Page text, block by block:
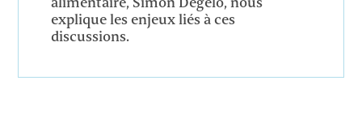
explique les enjeux liés à ces
discussions.